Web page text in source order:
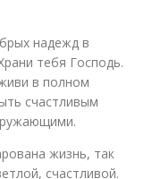
надежд в
тебя Господь.
в полном
счастливым
жизнь, так
счастливой.